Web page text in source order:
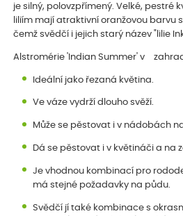
je silný, polovzpřímený. Velké, pestré
liliím mají atraktivní oranžovou barvu
čemž svědčí i jejich starý název "lilie
Alstromérie 'Indian Summer' v
Ideální jako řezaná květina.
Ve váze vydrží dlouho svěží.
Může se pěstovat i v nádobách
Dá se pěstovat i v květináči a na
Je vhodnou kombinací pro
má stejné požadavky na půdu.
Svědčí jí také kombinace s